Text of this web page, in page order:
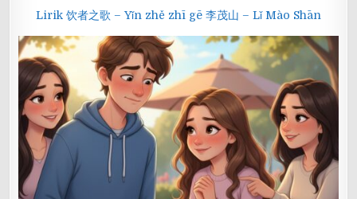
Lirik 饮者之歌 – Yǐn zhě zhī gē 李茂山 – Lǐ Mào Shān